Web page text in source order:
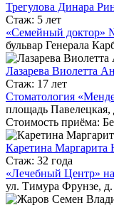
Трегулова Динара
Стаж: 5 лет
«Семейный доктор»
бульвар Генерала
Лазарева Виолетта
Стаж: 17 лет
Стоматология
площадь Павелецкая,
Стоимость приёма:
Каретина Маргарита
Стаж: 32 года
«Лечебный Центр»
ул. Тимура Фрунзе, д.